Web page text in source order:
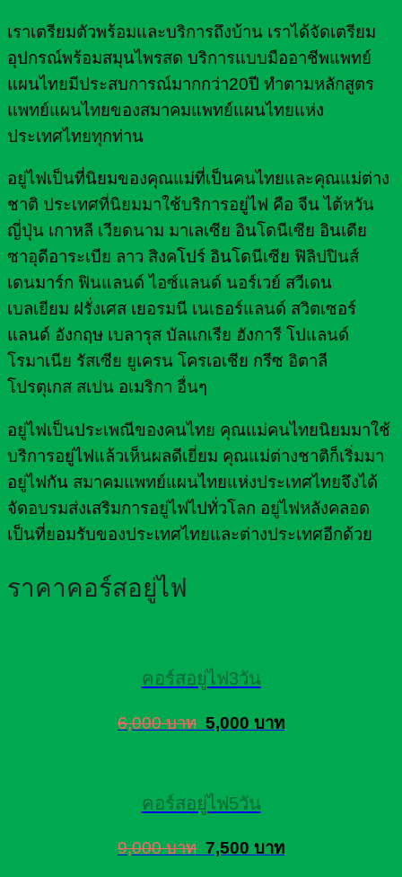
เราเตรียมตัวพร้อมและบริการถึงบ้าน เราได้จัดเตรียม
อุปกรณ์พร้อมสมุนไพรสด บริการแบบมืออาชีพแพทย์
แผนไทยมีประสบการณ์มากกว่า20ปี ทำตามหลักสูตร
แพทย์แผนไทยของสมาคมแพทย์แผนไทยแห่ง
ประเทศไทยทุกท่าน
อยู่ไฟเป็นที่นิยมของคุณแม่ที่เป็นคนไทยและคุณแม่ต่าง
ชาติ ประเทศที่นิยมมาใช้บริการอยู่ไฟ คือ จีน ไต้หวัน
ญี่ปุ่น เกาหลี เวียดนาม มาเลเซีย อินโดนีเซีย อินเดีย
ซาอุดีอาระเบีย ลาว สิงคโปร์ อินโดนีเซีย ฟิลิปปินส์
เดนมาร์ก ฟินแลนด์ ไอซ์แลนด์ นอร์เวย์ สวีเดน
เบลเยียม ฝรั่งเศส เยอรมนี เนเธอร์แลนด์ สวิตเซอร์
แลนด์ อังกฤษ เบลารุส บัลแกเรีย ฮังการี โปแลนด์
โรมาเนีย รัสเซีย ยูเครน โครเอเชีย กรีซ อิตาลี
โปรตุเกส สเปน อเมริกา อื่นๆ
อยู่ไฟเป็นประเพณีของคนไทย คุณแม่คนไทยนิยมมาใช้
บริการอยู่ไฟแล้วเห็นผลดีเยี่ยม คุณแม่ต่างชาติก็เริ่มมา
อยู่ไฟกัน สมาคมแพทย์แผนไทยแห่งประเทศไทยจึงได้
จัดอบรมส่งเสริมการอยู่ไฟไปทั่วโลก อยู่ไฟหลังคลอด
เป็นที่ยอมรับของประเทศไทยและต่างประเทศอีกด้วย
ราคาคอร์สอยู่ไฟ
คอร์สอยู่ไฟ3วัน
6,000 บาท 5,000 บาท
คอร์สอยู่ไฟ5วัน
9,000 บาท 7,500 บาท